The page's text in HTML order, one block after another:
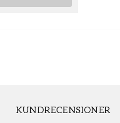
KUNDRECENSIONER